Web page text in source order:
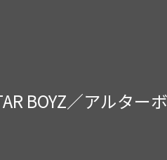
BOYZ／アルター